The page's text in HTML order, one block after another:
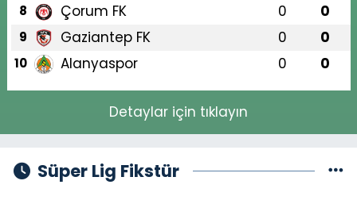
8 Çorum FK 0 0
9 Gaziantep FK 0 0
10 Alanyaspor 0 0
Detaylar için tıklayın
Süper Lig Fikstür